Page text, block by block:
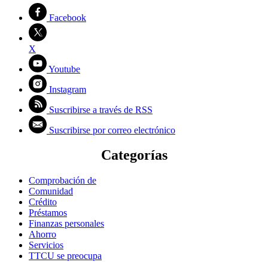
Facebook
X
Youtube
Instagram
Suscribirse a través de RSS
Suscribirse por correo electrónico
Categorías
Comprobación de
Comunidad
Crédito
Préstamos
Finanzas personales
Ahorro
Servicios
TTCU se preocupa